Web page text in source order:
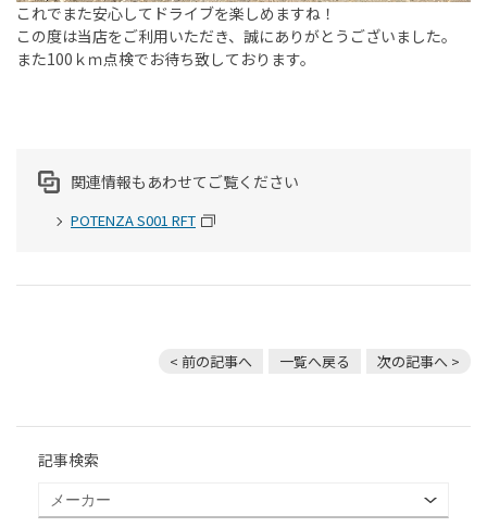
これでまた安心してドライブを楽しめますね！
この度は当店をご利用いただき、誠にありがとうございました。
また100ｋｍ点検でお待ち致しております。
関連情報もあわせてご覧ください
POTENZA S001 RFT
< 前の記事へ 一覧へ戻る 次の記事へ >
記事検索